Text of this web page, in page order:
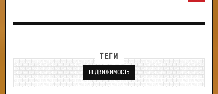
ТЕГИ
НЕДВИЖИМОСТЬ